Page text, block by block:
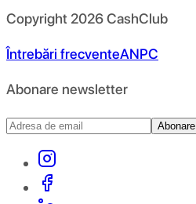
Copyright 2026CashClub
Întrebări frecventeANPC
Abonare newsletter
Abonare